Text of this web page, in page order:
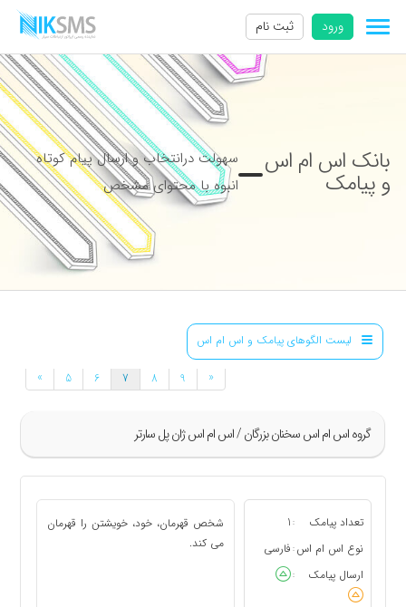
ورود ثبت نام
بانک اس ام اس
و پیامک
سهولت درانتخاب و ارسال پیام کوتاه
انبوه با محتوای مشخص
لیست الگوهای پیامک و اس ام اس
گروه اس ام اس سخنان بزرگان / اس ام اس ژان پل سارتر
» 5 6 7 8 9 «
تعداد پیامک :
1
نوع اس ام اس : فارسی
ارسال پیامک
:
شخص قهرمان، خود، خویشتن را قهرمان
می كند.